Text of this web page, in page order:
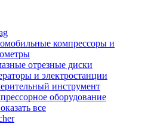
компрессоры и
отрезные диски
и электростанции
инструмент
оборудование
все